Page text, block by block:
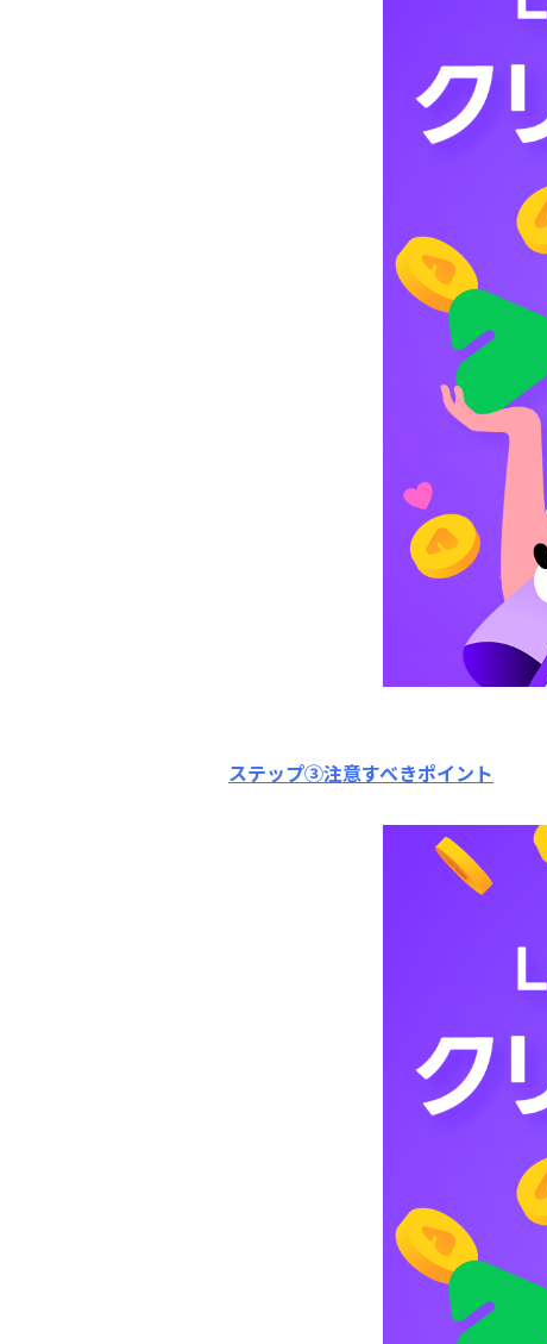
ステップ③注意すべきポイント